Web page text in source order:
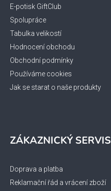
E-potisk GiftClub
Spolupráce
Tabulka velikostí
Hodnocení obchodu
Obchodní podmínky
Používáme cookies
Jak se starat o naše produkty
ZÁKAZNICKÝ SERVIS
Doprava a platba
Reklamační řád a vrácení zboží